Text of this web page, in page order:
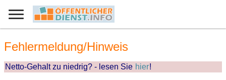
Fehlermeldung/Hinweis
Netto-Gehalt zu niedrig? - lesen Sie hier!